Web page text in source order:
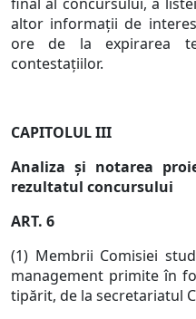
altor informaţii de
ore de la expirarea
contestaţiilor.
CAPITOLUL III
Analiza şi notarea
rezultatul concursului
ART. 6
(1) Membrii Comisiei
management primite în
tipărit, de la secretariatul